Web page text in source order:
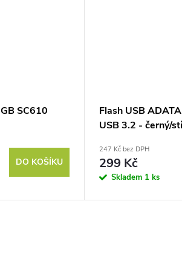
SC610
DO KOŠÍKU
Flash USB
USB 3.2 - černý/
247 Kč bez DPH
299 Kč
Skladem 1 ks